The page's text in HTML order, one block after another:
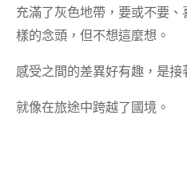
充滿了灰色地帶，要或不要
樣的念頭，但不想這麼想。
感受之間的差異好有趣，是接
就像在旅途中跨越了國境。